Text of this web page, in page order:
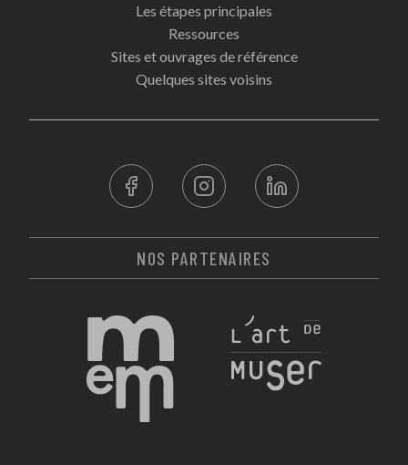
Les étapes principales
Ressources
Sites et ouvrages de référence
Quelques sites voisins
NOS PARTENAIRES